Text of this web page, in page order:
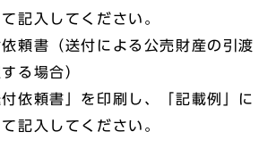
記入してください。
頼書（送付による公売財産の引渡
る場合）
依頼書」を印刷し、「記載例」に
記入してください。